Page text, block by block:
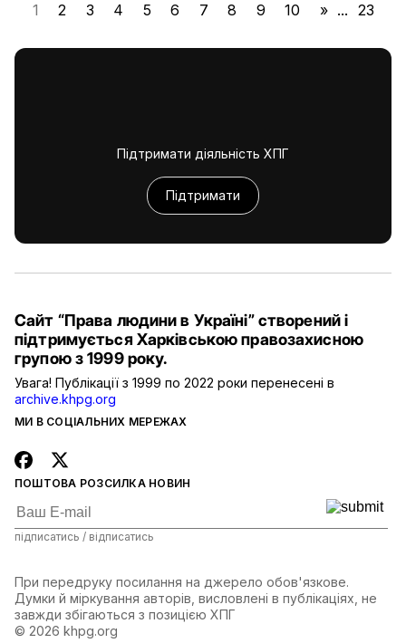
1 2 3 4 5 6 7 8 9 10 » ... 23
Підтримати діяльність ХПГ
Підтримати
ПОШТОВА РОЗСИЛКА НОВИН
підписатись / відписатись
МИ В СОЦІАЛЬНИХ МЕРЕЖАХ
Сайт “Права людини в Україні” створений і
підтримується Харківською правозахисною
групою з 1999 року.
Увага! Публікації з 1999 по 2022 роки перенесені в
archive.khpg.org
При передруку посилання на джерело обов'язкове.
Думки й міркування авторів, висловлені в публікаціях, не
завжди збігаються з позицією ХПГ
© 2026 khpg.org